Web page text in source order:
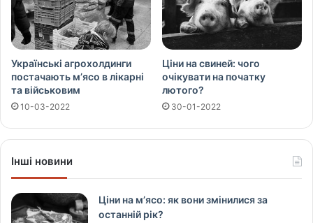
Українські агрохолдинги
постачають м’ясо в лікарні
та військовим
10-03-2022
Ціни на свиней: чого
очікувати на початку
лютого?
30-01-2022
Інші новини
Ціни на м’ясо: як вони змінилися за
останній рік?